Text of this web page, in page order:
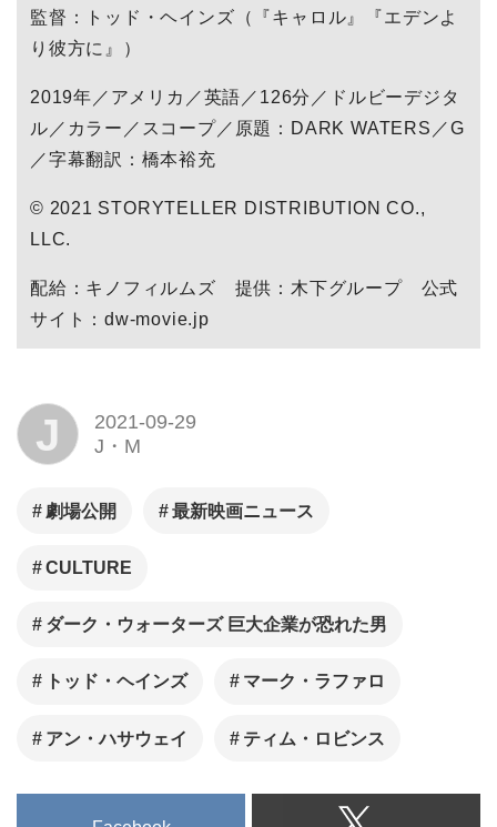
監督：トッド・ヘインズ（『キャロル』『エデンよ
り彼方に』）
2019年／アメリカ／英語／126分／ドルビーデジタ
ル／カラー／スコープ／原題：DARK WATERS／G
／字幕翻訳：橋本裕充
© 2021 STORYTELLER DISTRIBUTION CO.,
LLC.
配給：キノフィルムズ 提供：木下グループ 公式
サイト：dw-movie.jp
J
2021-09-29
J・M
劇場公開 最新映画ニュース
CULTURE
ダーク・ウォーターズ 巨大企業が恐れた男
トッド・ヘインズ マーク・ラファロ
アン・ハサウェイ ティム・ロビンス